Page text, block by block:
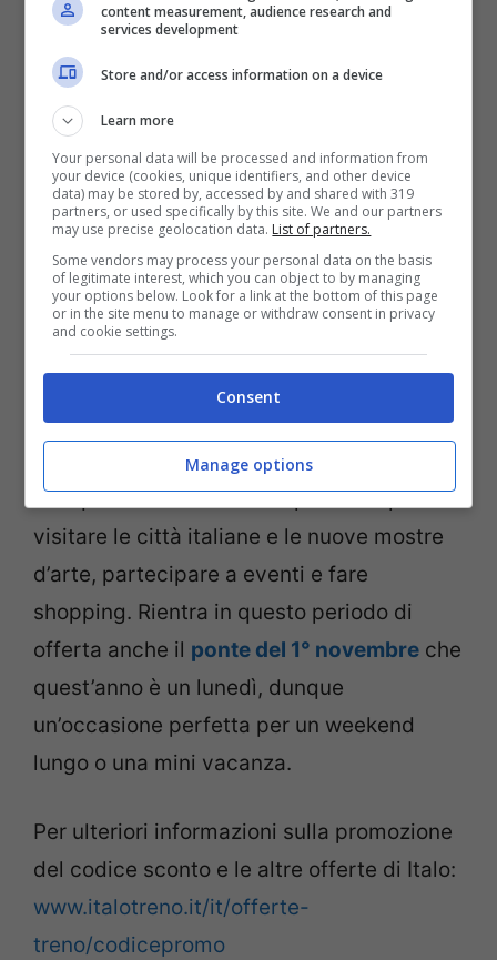
andare sul sito web ufficiale di Italo Treno
e cliccare su “acquista”. Si aprirà la
schermata con il form da compilare con i
dati sulla stazione di partenza e quella di
arrivo, la data e l’orario del viaggio, il
numero di passeggeri e il box del codice
promo in cui inserire la parola “SCATTA”.
Poi, si aprirà un elenco con tutte le opzioni
di viaggio e i prezzi in offerta.
Il periodo di viaggi in offerta dal 21
settembre al 30 novembre coincide con
gran parte della stagione autunnale.
Dunque è un’occasione imperdibile per
visitare le città italiane e le nuove mostre
d’arte, partecipare a eventi e fare
shopping. Rientra in questo periodo di
offerta anche il ponte del 1° novembre che
quest’anno è un lunedì, dunque
un’occasione perfetta per un weekend
lungo o una mini vacanza.
Per ulteriori informazioni sulla promozione
del codice sconto e le altre offerte di Italo:
www.italotreno.it/it/offerte-
treno/codicepromo
content measurement, audience research and
services development
Store and/or access information on a device
Learn more
Your personal data will be processed and information from
your device (cookies, unique identifiers, and other device
data) may be stored by, accessed by and shared with 319
partners, or used specifically by this site. We and our partners
may use precise geolocation data. List of partners.
Some vendors may process your personal data on the basis
of legitimate interest, which you can object to by managing
your options below. Look for a link at the bottom of this page
or in the site menu to manage or withdraw consent in privacy
and cookie settings.
Consent
Manage options